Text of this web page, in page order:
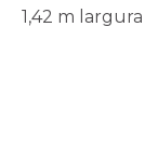
1,42 m largura